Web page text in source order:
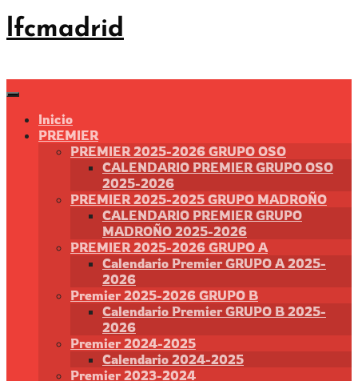
Saltar
al
lfcmadrid
Inicio
PREMIER
PREMIER 2025-2026 GRUPO OSO
CALENDARIO PREMIER GRUPO OSO
2025-2026
PREMIER 2025-2025 GRUPO MADROÑO
CALENDARIO PREMIER GRUPO
MADROÑO 2025-2026
PREMIER 2025-2026 GRUPO A
Calendario Premier GRUPO A 2025-
2026
Premier 2025-2026 GRUPO B
Calendario Premier GRUPO B 2025-
2026
Premier 2024-2025
Calendario 2024-2025
Premier 2023-2024